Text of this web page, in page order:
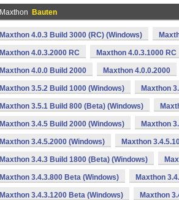
Maxthon Bauten
Maxthon 4.0.3 Build 3000 (RC) (Windows)
Maxthon 4.0.3.2000 RC Maxthon 4.0.3.1000 RC
Maxthon 4.0.0 Build 2000 Maxthon 4.0.0.2000
Maxthon 3.5.2 Build 1000 (Windows) Maxthon
Maxthon 3.5.1 Build 800 (Beta) (Windows)
Maxthon 3.4.5 Build 2000 (Windows) Maxthon
Maxthon 3.4.5.2000 (Windows) Maxthon
Maxthon 3.4.3 Build 1800 (Beta) (Windows)
Maxthon 3.4.3.800 Beta (Windows) Maxthon
Maxthon 3.4.3.1200 Beta (Windows) Maxthon